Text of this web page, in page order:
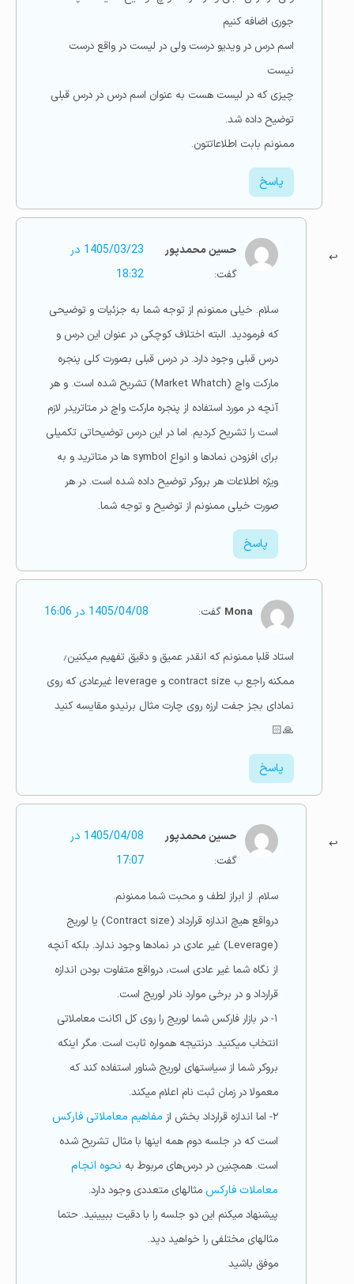
جوری اضافه کنیم
اسم درس در ویدیو درست ولی در لیست در واقع درست
نیست
چیزی که در لیست هست به عنوان اسم درس در درس قبلی
توضیح داده شد.
ممنونم بابت اطلاعاتتون.
پاسخ
حسین محمدپور
گفت:
1405/03/23 در
18:32
سلام. خیلی ممنونم از توجه شما به جزئیات و توضیحی
که فرمودید. البته اختلاف کوچکی در عنوان این درس و
درس قبلی وجود دارد. در درس قبلی بصورت کلی پنجره
مارکت واچ (Market Whatch) تشریح شده است. و هر
آنچه در مورد استفاده از پنجره مارکت واچ در متاتریدر لازم
است را تشریح کردیم. اما در این درس توضیحاتی تکمیلی
برای افزودن نمادها و انواع symbol ها در متاترید و به
ویژه اطلاعات هر بروکر توضیح داده شده است. در هر
صورت خیلی ممنونم از توضیح و توجه شما.
پاسخ
Mona گفت: 1405/04/08 در 16:06
استاد قلبا ممنونم که انقدر عمیق و دقیق تفهیم میکنین٫
ممکنه راجع ب contract size و leverage غیرعادی که روی
نمادای بجز جفت ارزه روی چارت مثال برنیدو مقایسه کنید
🙏🏻
پاسخ
حسین محمدپور
گفت:
1405/04/08 در
17:07
سلام. از ابراز لطف و محبت شما ممنونم.
درواقع هیچ اندازه قرارداد (Contract size) یا لوریج
(Leverage) غیر عادی در نمادها وجود ندارد. بلکه آنچه
از نگاه شما غیر عادی است، درواقع متفاوت بودن اندازه
قرارداد و در برخی موارد نادر لوریج است.
۱- در بازار فارکس شما لوریج را روی کل اکانت معاملاتی
انتخاب میکنید. درنتیجه همواره ثابت است. مگر اینکه
بروکر شما از سیاستهای لوریج شناور استفاده کند که
معمولا در زمان ثبت نام اعلام میکند.
۲- اما اندازه قرارداد بخش از
مفاهیم معاملاتی فارکس
است که در جلسه دوم همه اینها با مثال تشریح شده
است. همچنین در درس‌های مربوط به نحوه انجام
معاملات فارکس مثالهای متعددی وجود دارد.
پیشنهاد میکنم این دو جلسه را با دقیت ببیینید. حتما
مثالهای مختلفی را خواهید دید.
موفق باشید